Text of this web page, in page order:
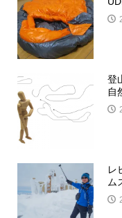
登
自
レ
ム